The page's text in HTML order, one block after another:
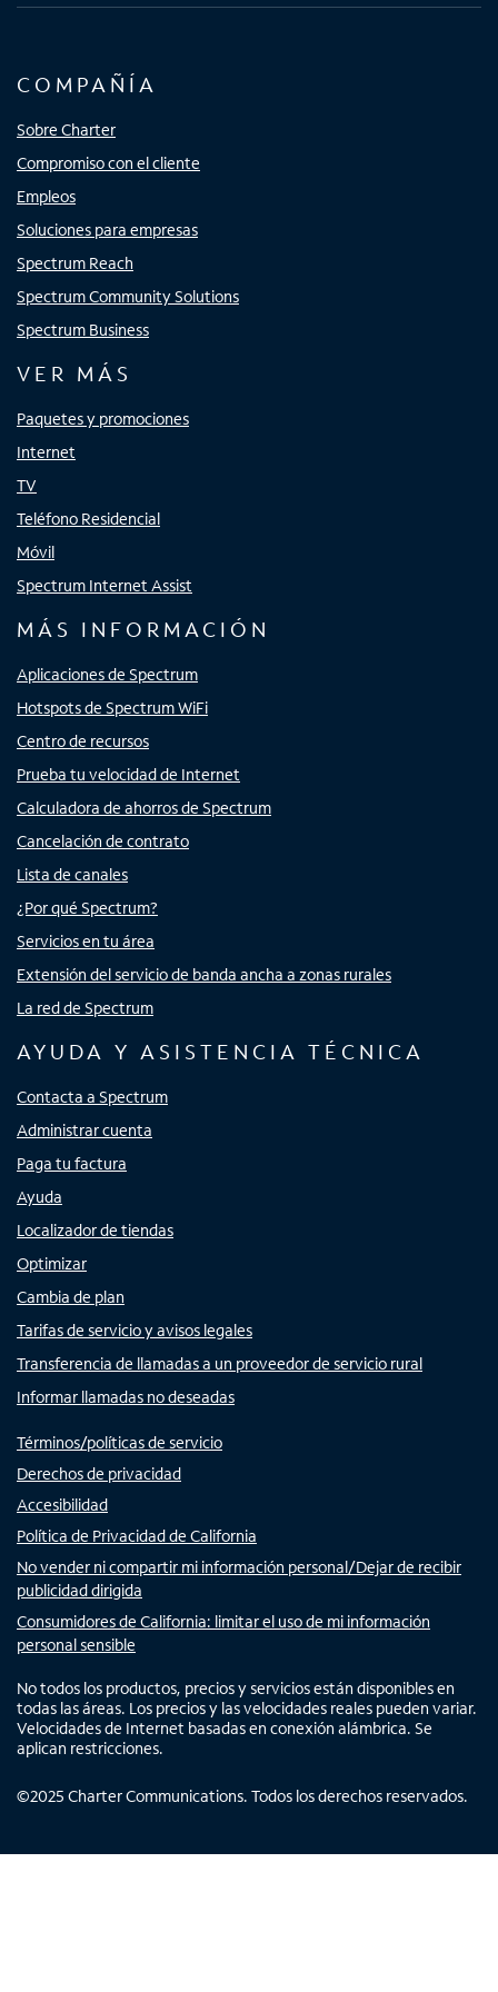
COMPAÑÍA
Sobre Charter
Compromiso con el cliente
Empleos
Soluciones para empresas
Spectrum Reach
Spectrum Community Solutions
Spectrum Business
VER MÁS
Paquetes y promociones
Internet
TV
Teléfono Residencial
Móvil
Spectrum Internet Assist
MÁS INFORMACIÓN
Aplicaciones de Spectrum
Hotspots de Spectrum WiFi
Centro de recursos
Prueba tu velocidad de Internet
Calculadora de ahorros de Spectrum
Cancelación de contrato
Lista de canales
¿Por qué Spectrum?
Servicios en tu área
Extensión del servicio de banda ancha a zonas rurales
La red de Spectrum
AYUDA Y ASISTENCIA TÉCNICA
Contacta a Spectrum
Administrar cuenta
Paga tu factura
Ayuda
Localizador de tiendas
Optimizar
Cambia de plan
Tarifas de servicio y avisos legales
Transferencia de llamadas a un proveedor de servicio rural
Informar llamadas no deseadas
Términos/políticas de servicio
Derechos de privacidad
Accesibilidad
Política de Privacidad de California
No vender ni compartir mi información personal/Dejar de recibir
publicidad dirigida
Consumidores de California: limitar el uso de mi información
personal sensible
No todos los productos, precios y servicios están disponibles en
todas las áreas. Los precios y las velocidades reales pueden variar.
Velocidades de Internet basadas en conexión alámbrica. Se
aplican restricciones.
©2025 Charter Communications. Todos los derechos reservados.